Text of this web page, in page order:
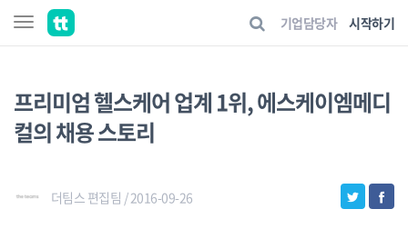
기업담당자 시작하기
프리미엄 헬스케어 업계 1위, 에스케이엠메디
컬의 채용 스토리
더팀스 편집팀 / 2016-09-26